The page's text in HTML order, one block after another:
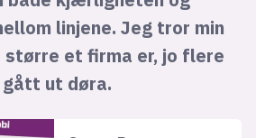
linjene. Jeg tror min
større et firma er, jo flere
ut døra.